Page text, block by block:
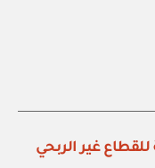
غير الربحي